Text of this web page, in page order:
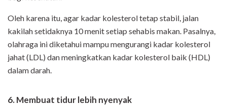
Oleh karena itu, agar kadar kolesterol tetap stabil, jalan
kakilah setidaknya 10 menit setiap sehabis makan. Pasalnya,
olahraga ini diketahui mampu mengurangi kadar kolesterol
jahat (LDL) dan meningkatkan kadar kolesterol baik (HDL)
dalam darah.
6. Membuat tidur lebih nyenyak